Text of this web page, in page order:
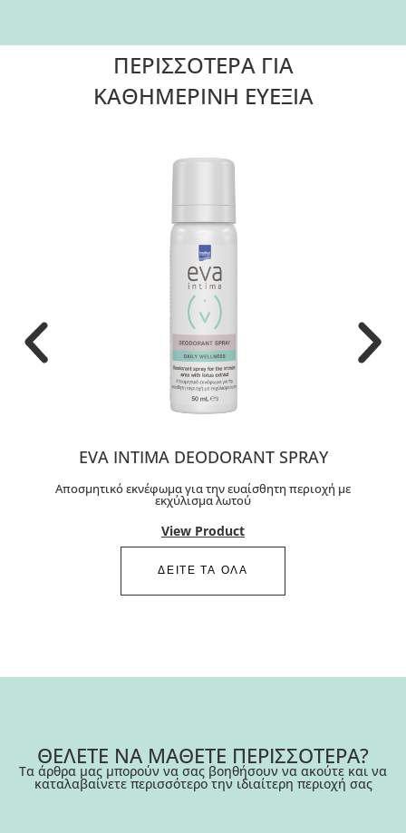
ΠΕΡΙΣΣΟΤΕΡΑ ΓΙΑ
ΚΑΘΗΜΕΡΙΝΗ ΕΥΕΞΙΑ
EVA INTIMA DEODORANT SPRAY
Αποσμητικό εκνέφωμα για την ευαίσθητη περιοχή με
εκχύλισμα λωτού
View Product
ΔΕΙΤΕ ΤΑ ΟΛΑ
ΘΕΛΕΤΕ ΝΑ ΜΑΘΕΤΕ ΠΕΡΙΣΣΟΤΕΡΑ?
Τα άρθρα μας μπορούν να σας βοηθήσουν να ακούτε και να
καταλαβαίνετε περισσότερο την ιδιαίτερη περιοχή σας